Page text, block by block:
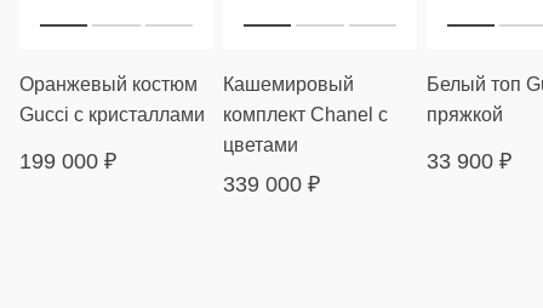
Оранжевый костюм
Gucci с кристаллами
199 000 ₽
Кашемировый
комплект Chanel с
цветами
339 000 ₽
Белый топ
пряжкой
33 900 ₽